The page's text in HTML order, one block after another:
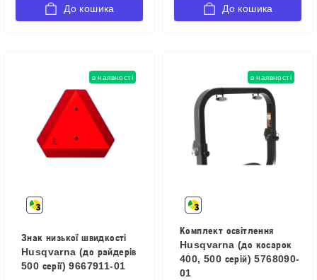
До кошика До кошика
в наявності
Знак низької швидкості
Husqvarna (до райдерів
500 серії) 9667911-01
в наявності
Комплект освітлення
Husqvarna (до косарок
400, 500 серій) 5768090-
01